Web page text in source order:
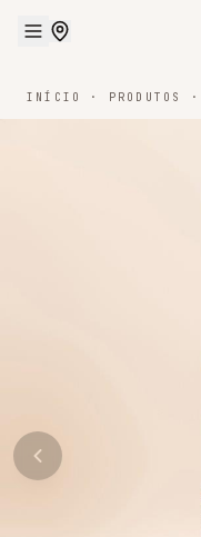
INÍCIO · PRODUTOS ·